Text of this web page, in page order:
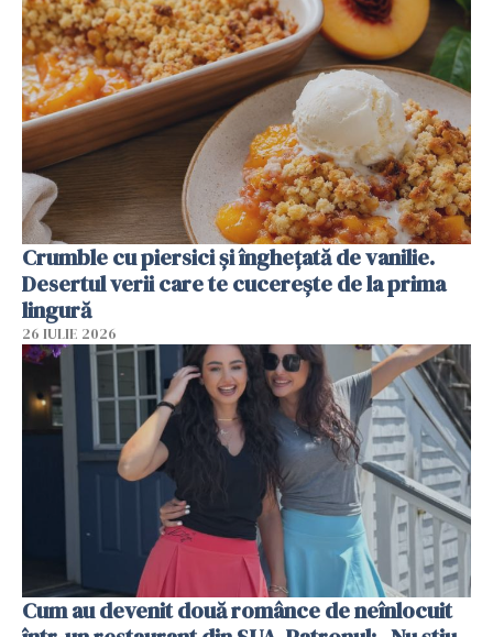
Crumble cu piersici și înghețată de vanilie.
Desertul verii care te cucerește de la prima
lingură
26 IULIE 2026
Cum au devenit două românce de neînlocuit